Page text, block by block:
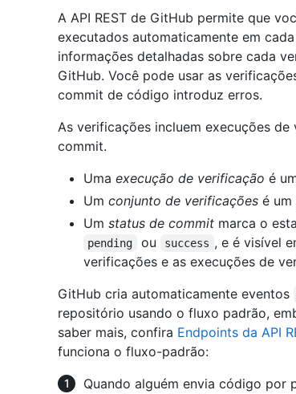
A API REST de GitHub permite que
executados automaticamente em
informações detalhadas sobre cada
GitHub. Você pode usar as
commit de código introduz erros.
As verificações incluem execuções
commit.
Uma execução de verificação é
Um conjunto de verificações é
Um status de commit marca o
pending ou success , e é visível
verificações e as execuções de
GitHub cria automaticamente eventos
repositório usando o fluxo padrão,
saber mais, confira Endpoints da API
funciona o fluxo-padrão:
Quando alguém envia código por